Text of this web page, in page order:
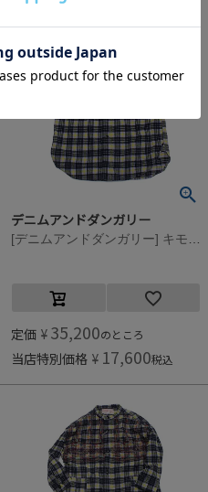
デニムアンドダンガリー
定価 ¥ 35,200のところ
当店特別価格 ¥ 17,600税込